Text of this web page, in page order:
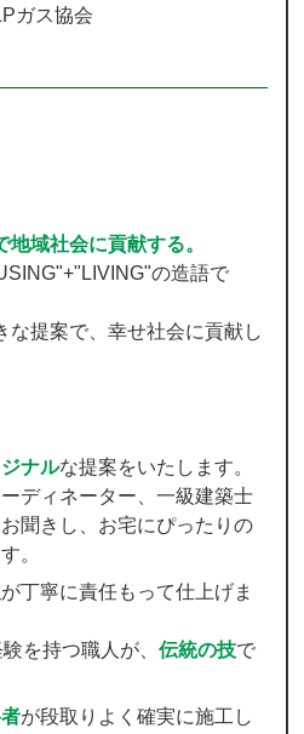
ガス協会
域社会に貢献する。
の造語で
な提案で、幸せ社会に貢献し
ナルな提案をいたします。
ディネーター、一級建築士
聞きし、お宅にぴったりの
。
が丁寧に責任もって仕上げま
を持つ職人が、伝統の技で
が段取りよく確実に施工し